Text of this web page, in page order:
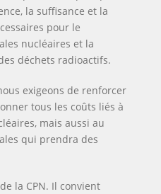
la suffisance et la
pour le
nucléaires et la
déchets radioactifs.
exigeons de renforcer
tous les coûts liés à
mais aussi au
qui prendra des
la CPN. Il convient